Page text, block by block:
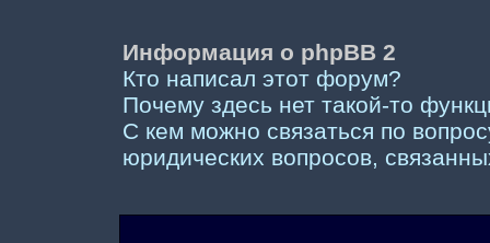
Информация о phpBB 2
Кто написал этот форум?
Почему здесь нет такой-то
С кем можно связаться по
юридических вопросов,